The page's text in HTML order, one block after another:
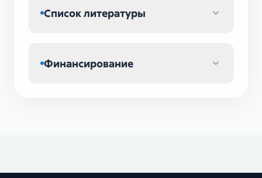
Список литературы
Финансирование